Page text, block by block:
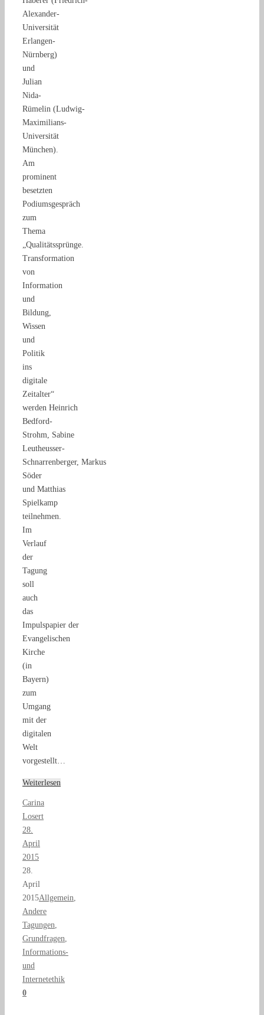
Alexander-
Universität
Erlangen-
Nürnberg)
und
Julian
Nida-
Rümelin (Ludwig-
Maximilians-
Universität
München).
Am
prominent
besetzten
Podiumsgespräch
zum
Thema
„Qualitätssprünge.
Transformation
von
Information
und
Bildung,
Wissen
und
Politik
ins
digitale
Zeitalter“
werden Heinrich
Bedford-
Strohm, Sabine
Leutheusser-
Schnarrenberger, Markus
Söder
und Matthias
Spielkamp
teilnehmen.
Im
Verlauf
der
Tagung
soll
auch
das
Impulspapier der
Evangelischen
Kirche
(in
Bayern)
zum
Umgang
mit der
digitalen
Welt
vorgestellt…
Weiterlesen
Carina
Losert
28.
April
2015
28.
April
2015Allgemein
Andere
Tagungen
Grundfragen
Informations-
und
Internetethik
0